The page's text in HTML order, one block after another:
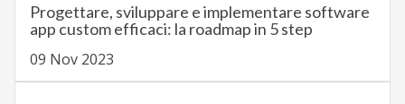
Progettare, sviluppare e implementare software
app custom efficaci: la roadmap in 5 step
09 Nov 2023